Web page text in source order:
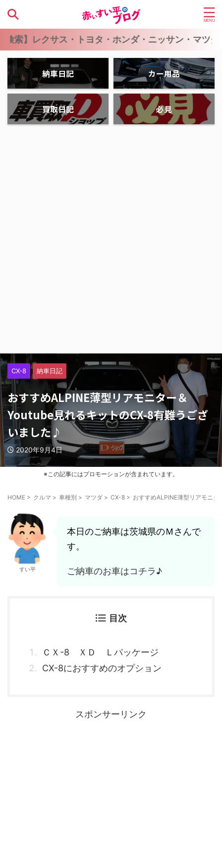
ス・トヨタ・ホンダ・ニッサン・マツダ・スバル
納車日記 カー用品
買取日記 必見
CX-8 納車日記
おすすめALPINE薄型リアモニター＆
Youtube見れるキットのCX-8有難うござ
いました♪
2020年9月4日
※この記事にはプロモーションが含まれています。
HOME > クルマ > 車種別 > マツダ > CX-8 > おすすめALPINE薄型リアモニ
すい平
本日のご納車は茨城県のＭさんで
す。
ご納車のお車はコチラ♪
目次
ＣＸ-8 ＸＤ Ｌパッケージ
CX-8におすすめのオプション
スポンサーリンク